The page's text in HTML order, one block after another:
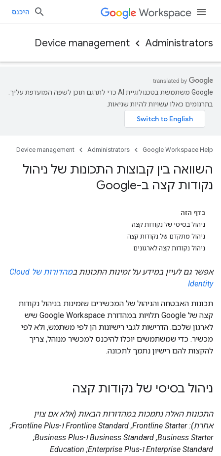
היכנס
Administrators
Device management
‫Google משתמשת בטכנולוגיית AI כדי לתרגם תוכן לשפה המועדפת עליך.
בתרגומים כאלו עשויות להיות שגיאות.
Google Workspace Help
Administrators
Device management
השוואה בין קבוצות התכונות של ניהול
נקודות קצה ב-Google
בדף הזה
ניהול בסיסי של נקודות קצה
ניהול מתקדם של נקודות קצה
ניהול נקודות קצה לארגונים
אפשר גם לעיין במידע על זמינות התכונות ב
מהדורות של Cloud
Identity
תכונות האבטחה והניהול של המכשירים שזמינות בניהול נקודות
קצה של Google תלויות במהדורת Google Workspace שיש
לארגון שלכם. הדרישות לגבי רישיונות הן לפי משתמש, ולא לפי
מכשיר. כדי שמשתמשים יוכלו להיכנס למכשיר מנוהל, צריך
להקצות להם רישיון נתמך לתכונה.
ניהול בסיסי של נקודות קצה
התכונות האלה נתמכות במהדורות הבאות (אלא אם צוין
אחרת): Frontline Starter,‏ Frontline Standard ו-Frontline Plus;‏
Business Starter,‏ Business Standard ו-Business Plus;‏
Enterprise Standard ו-Enterprise Plus;‏ Education